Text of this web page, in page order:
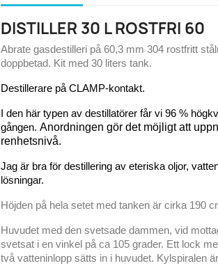
DISTILLER 30 L ROSTFRI 60
Abrate gasdestilleri på 60,3 mm 304 rostfritt
doppbetad. Kit med 30 liters tank.
Destillerare på CLAMP-kontakt.
I den här typen av destillatörer får vi 96 %
gången. Anordningen gör det möjligt att
renhetsnivå.
Jag är bra för destillering av eteriska oljor,
lösningar.
Höjden på hela setet med tanken är cirka 190
Huvudet med den svetsade dammen, vid
svetsat i en vinkel på ca 105 grader. Ett lock
två vatteninlopp sätts in i huvudet. Kylspiralen